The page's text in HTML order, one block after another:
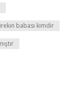
babası kimdir